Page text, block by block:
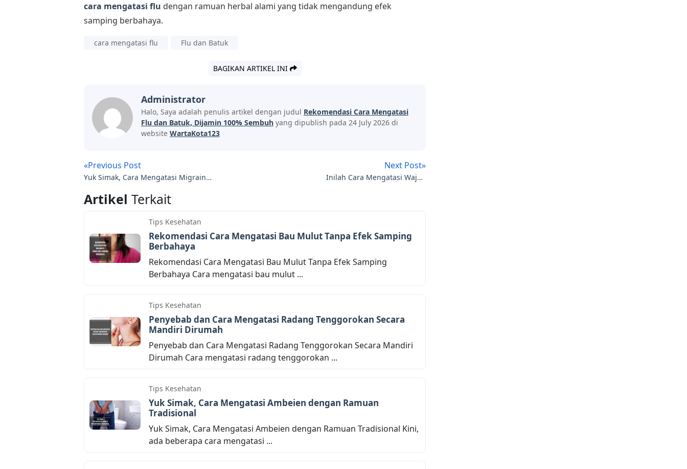
cara mengatasi flu dengan ramuan herbal alami yang tidak mengandung efek
samping berbahaya.
cara mengatasi flu Flu dan Batuk
BAGIKAN ARTIKEL INI
Administrator
Halo, Saya adalah penulis artikel dengan judul Rekomendasi Cara Mengatasi
Flu dan Batuk, Dijamin 100% Sembuh yang dipublish pada 24 July 2026 di
website WartaKota123
«Previous Post
Yuk Simak, Cara Mengatasi Migrain
Next Post»
Inilah Cara Mengatasi Wajah
Artikel Terkait
Tips Kesehatan
Rekomendasi Cara Mengatasi Bau Mulut Tanpa Efek Samping
Berbahaya
Rekomendasi Cara Mengatasi Bau Mulut Tanpa Efek Samping
Berbahaya Cara mengatasi bau mulut ...
Tips Kesehatan
Penyebab dan Cara Mengatasi Radang Tenggorokan Secara
Mandiri Dirumah
Penyebab dan Cara Mengatasi Radang Tenggorokan Secara Mandiri
Dirumah Cara mengatasi radang tenggorokan ...
Tips Kesehatan
Yuk Simak, Cara Mengatasi Ambeien dengan Ramuan
Tradisional
Yuk Simak, Cara Mengatasi Ambeien dengan Ramuan Tradisional Kini,
ada beberapa cara mengatasi ...